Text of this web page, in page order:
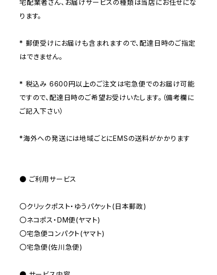
宅配業者さん、お届けサービスの種類は当店にお任せにな
ります。
* 郵便受けにお届けも含まれますので、配達日時のご指定
はできません。
* 税込み 6600円以上のご注文は宅急便でのお届け可能
ですので、配達日時のご希望お受けいたします。（備考欄に
ご記入下さい）
*海外への発送には地域ごとにEMSの送料がかかります
● ご利用サービス
〇クリックポスト・ゆうパケット(日本郵政)
〇ネコポス・DM便(ヤマト)
〇宅急便コンパクト(ヤマト)
〇宅急便(佐川急便)